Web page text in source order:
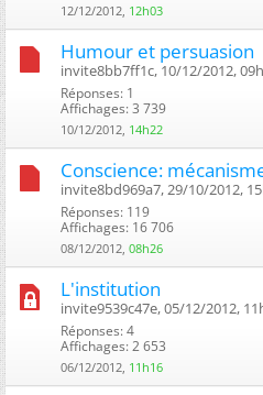
12/12/2012, 12h03
Humour et persuasion
invite8bb7ff1c, 10/12/2012,
Réponses: 1
Affichages: 3 739
10/12/2012, 14h22
Conscience:
invite8bd969a7, 29/10/2012,
Réponses: 119
Affichages: 16 706
08/12/2012, 08h26
L'institution
invite9539c47e, 05/12/2012,
Réponses: 4
Affichages: 2 653
06/12/2012, 11h16